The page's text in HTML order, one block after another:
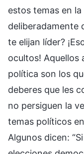
estos temas en
deliberadamente
te elijan líder?
ocultos! Aquellos
política son los
deberes que les
no persiguen la
temas políticos
Algunos dicen: